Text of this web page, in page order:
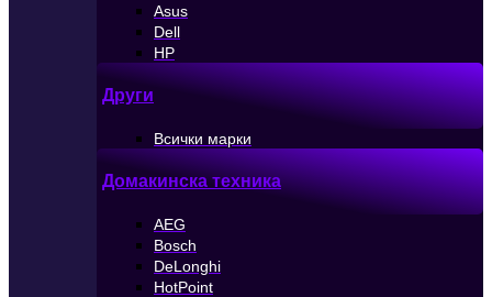
Asus
Dell
HP
Други
Всички марки
Домакинска техника
AEG
Bosch
DeLonghi
HotPoint